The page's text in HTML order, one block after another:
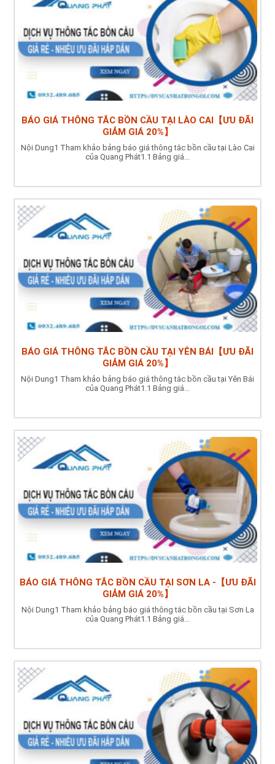
BÁO GIÁ THÔNG TẮC BỒN CẦU TẠI LÀO CAI【ƯU ĐÃI
GIẢM GIÁ 20%】
Nội Dung1 Tham khảo bảng báo giá thông tắc bồn cầu tại Lào Cai
của Quang Phát1.1 Bảng giá...
BÁO GIÁ THÔNG TẮC BỒN CẦU TẠI YÊN BÁI【ƯU ĐÃI
GIẢM GIÁ 20%】
Nội Dung1 Tham khảo bảng báo giá thông tắc bồn cầu tại Yên Bái
của Quang Phát1.1 Bảng giá...
BÁO GIÁ THÔNG TẮC BỒN CẦU TẠI SƠN LA -【ƯU ĐÃI
GIẢM GIÁ 20%】
Nội Dung1 Tham khảo bảng báo giá thông tắc bồn cầu tại Sơn La
của Quang Phát1.1 Bảng giá...